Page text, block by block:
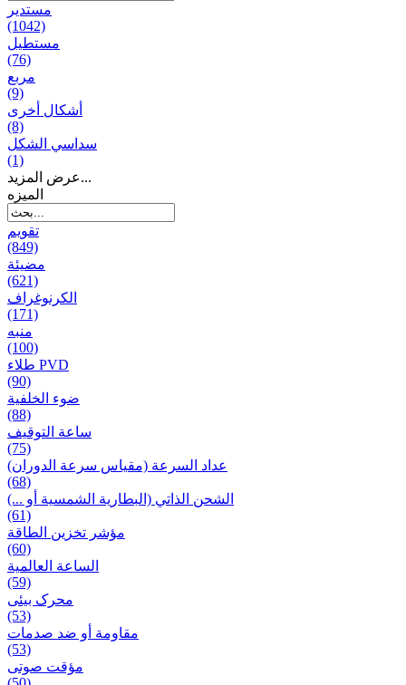
مستدير
(1042)
مستطيل
(76)
مربع
(9)
أشكال أخرى
(8)
سداسي الشكل
(1)
عرض المزيد...
المیزه
تقويم
(849)
مضيئة
(621)
الكرنوغراف
(171)
منبه
(100)
طلاء PVD
(90)
ضوء الخلفية
(88)
ساعة التوقيف
(75)
عداد السرعة (مقياس سرعة الدوران)
(68)
الشحن الذاتي (البطارية الشمسية أو ...)
(61)
مؤشر تخزين الطاقة
(60)
الساعة العالمية
(59)
محرک بیئی
(53)
مقاومة أو ضد صدمات
(53)
مؤقت صوتی